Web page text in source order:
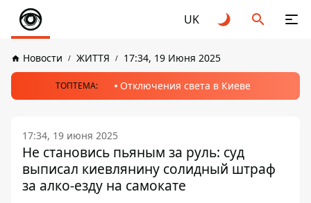
UK
Новости ЖИТТЯ 17:34, 19 Июня 2025
ТОПТЕМА: Отключения света в Киеве
17:34, 19 июня 2025
Не становись пьяным за руль: суд
выписал киевлянину солидный штраф
за алко-езду на самокате